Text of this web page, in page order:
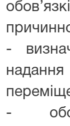
-
-